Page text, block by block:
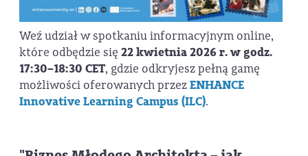
Weź udział w spotkaniu informacyjnym online,
które odbędzie się 22 kwietnia 2026 r. w godz.
17:30–18:30 CET, gdzie odkryjesz pełną gamę
możliwości oferowanych przezENHANCE
Innovative Learning Campus (ILC).